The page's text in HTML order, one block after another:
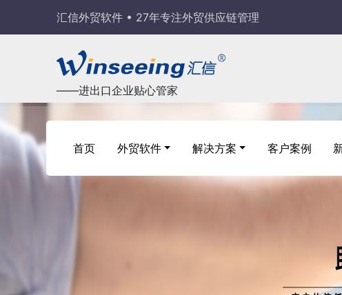
汇信外贸软件 • 27年专注外贸供应链管理
——进出口企业贴心管家
首页 外贸软件 解决方案 客户案例